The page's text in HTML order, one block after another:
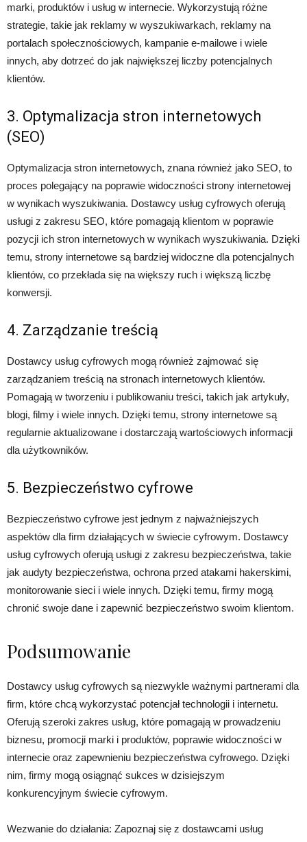
marki, produktów i usług w internecie. Wykorzystują różne
strategie, takie jak reklamy w wyszukiwarkach, reklamy na
portalach społecznościowych, kampanie e-mailowe i wiele
innych, aby dotrzeć do jak największej liczby potencjalnych
klientów.
3. Optymalizacja stron internetowych
(SEO)
Optymalizacja stron internetowych, znana również jako SEO, to
proces polegający na poprawie widoczności strony internetowej
w wynikach wyszukiwania. Dostawcy usług cyfrowych oferują
usługi z zakresu SEO, które pomagają klientom w poprawie
pozycji ich stron internetowych w wynikach wyszukiwania. Dzięki
temu, strony internetowe są bardziej widoczne dla potencjalnych
klientów, co przekłada się na większy ruch i większą liczbę
konwersji.
4. Zarządzanie treścią
Dostawcy usług cyfrowych mogą również zajmować się
zarządzaniem treścią na stronach internetowych klientów.
Pomagają w tworzeniu i publikowaniu treści, takich jak artykuły,
blogi, filmy i wiele innych. Dzięki temu, strony internetowe są
regularnie aktualizowane i dostarczają wartościowych informacji
dla użytkowników.
5. Bezpieczeństwo cyfrowe
Bezpieczeństwo cyfrowe jest jednym z najważniejszych
aspektów dla firm działających w świecie cyfrowym. Dostawcy
usług cyfrowych oferują usługi z zakresu bezpieczeństwa, takie
jak audyty bezpieczeństwa, ochrona przed atakami hakerskimi,
monitorowanie sieci i wiele innych. Dzięki temu, firmy mogą
chronić swoje dane i zapewnić bezpieczeństwo swoim klientom.
Podsumowanie
Dostawcy usług cyfrowych są niezwykle ważnymi partnerami dla
firm, które chcą wykorzystać potencjał technologii i internetu.
Oferują szeroki zakres usług, które pomagają w prowadzeniu
biznesu, promocji marki i produktów, poprawie widoczności w
internecie oraz zapewnieniu bezpieczeństwa cyfrowego. Dzięki
nim, firmy mogą osiągnąć sukces w dzisiejszym
konkurencyjnym świecie cyfrowym.
Wezwanie do działania: Zapoznaj się z dostawcami usług